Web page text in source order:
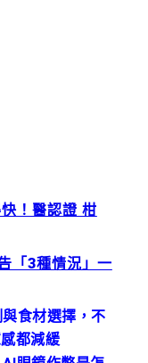
！醫認證 柑
「3種情況」一
食材選擇，不
都減緩